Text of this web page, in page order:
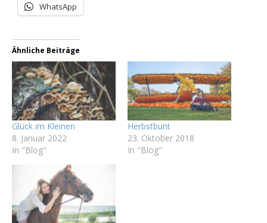
WhatsApp
Ähnliche Beiträge
Glück im Kleinen
8. Januar 2022
In "Blog"
Herbstbunt
23. Oktober 2018
In "Blog"